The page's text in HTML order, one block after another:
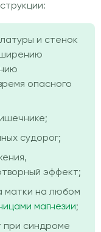
и стенок
опасного
судорог;
эффект;
матки на любом
магнезии;
при синдроме